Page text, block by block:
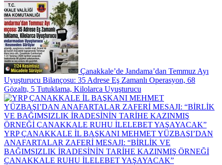
Çanakkale’de Jandama’dan Temmuz Ayı
Uyuşturucu Bilançosu: 35 Adrese Eş Zamanlı Operasyon, 68
Gözaltı, 5 Tutuklama, Kilolarca Uyuşturucu
YRP ÇANAKKALE İL BAŞKANI MEHMET YÜZBAŞI’DAN
ANAFARTALAR ZAFERİ MESAJI: “BİRLİK VE
BAĞIMSIZLIK İRADESİNİN TARİHE KAZINMIŞ ÖRNEĞİ
ÇANAKKALE RUHU İLELEBET YAŞAYACAK”